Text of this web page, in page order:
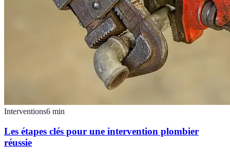
Interventions6 min
Les étapes clés pour une intervention plombier
réussie